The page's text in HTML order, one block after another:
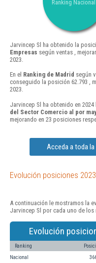
Ranking Nacional
Jarvincep Sl ha obtenido la
Empresas según ventas ,
2023.
En el Ranking de Madrid según
conseguido la posición 62.793 ,
2023.
Jarvincep Sl ha obtenido en
del Sector Comercio al por
mejorando en 23 posiciones
Acceda a toda
Evolución posiciones
A continuación le mostramos la
Jarvincep Sl por cada uno de
Evolución
Ranking
Nacional